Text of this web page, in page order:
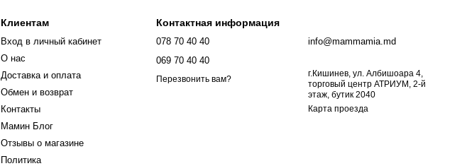
Клиентам
Вход в личный кабинет
О нас
Доставка и оплата
Обмен и возврат
Контакты
Мамин Блог
Отзывы о магазине
Политика
Контактная информация
078 70 40 40
069 70 40 40
Перезвонить вам?
info@mammamia.md
г.Кишинев, ул. Албишоара 4,
торговый центр АТРИУМ, 2-й
этаж, бутик 2040
Карта проезда